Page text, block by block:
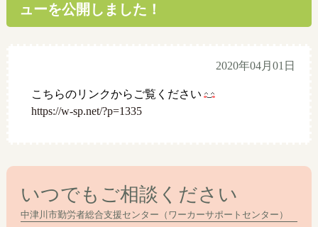
ューを公開しました！
2020年04月01日
こちらのリンクからご覧ください
https://w-sp.net/?p=1335
いつでもご相談ください
中津川市勤労者総合支援センター（ワーカーサポートセンター）